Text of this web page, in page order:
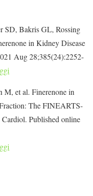
SD, Bakris GL, Rossing
in Kidney Disease
Aug 28;385(24):2252-
M, et al. Finerenone in
The FINEARTS-
Published online